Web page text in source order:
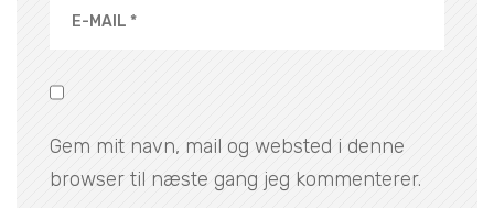
Gem mit navn, mail og websted i denne
browser til næste gang jeg kommenterer.